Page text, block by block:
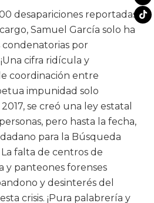
desapariciones reportadas
Samuel García solo ha
condenatorias por
cifra ridícula y
coordinación entre
impunidad solo
se creó una ley estatal
pero hasta la fecha,
para la Búsqueda
falta de centros de
y panteones forenses
y desinterés del
crisis. ¡Pura palabrería y